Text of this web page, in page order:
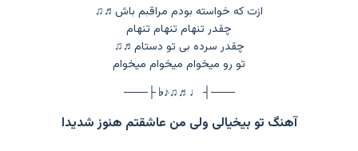
ازت که خواسته بودم مراقبم باش ♬♫
چقدر تنهام تنهام تنهام
چقدر سرده بی تو دستام♬♫
تو رو میخوام میخوام میخوام
───┤ ♩♬♫♪♭ ├───
آهنگ تو بیخیالی ولی من عاشقتم هنوز شدیدا